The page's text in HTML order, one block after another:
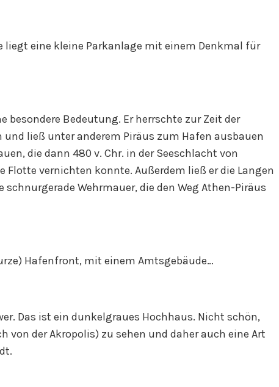
liegt eine kleine Parkanlage mit einem Denkmal für
besondere Bedeutung. Er herrschte zur Zeit der
und ließ unter anderem Piräus zum Hafen ausbauen
die dann 480 v. Chr. in der Seeschlacht von
Flotte vernichten konnte. Außerdem ließ er die Langen
schnurgerade Wehrmauer, die den Weg Athen-Piräus
Hafenfront, mit einem Amtsgebäude…
Das ist ein dunkelgraues Hochhaus. Nicht schön,
von der Akropolis) zu sehen und daher auch eine Art